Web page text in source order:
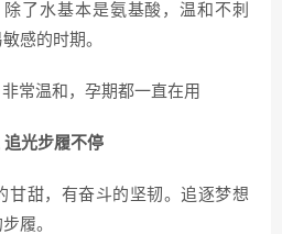
了水基本是氨基酸，温和不刺
感的时期。
常温和，孕期都一直在用
追光步履不停
甘甜，有奋斗的坚韧。追逐梦想
履。